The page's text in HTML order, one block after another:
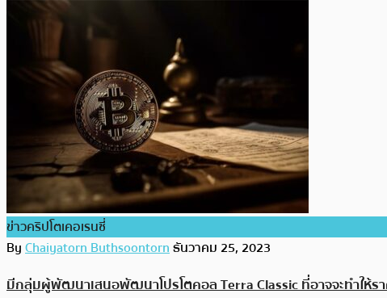
ข่าวคริปโตเคอเรนซี่
ByChaiyatorn Buthsoontornธันวาคม 25, 2023
มีกลุ่มผู้พัฒนาเสนอพัฒนาโปรโตคอล Terra Classic ที่อาจจะทำให้ร